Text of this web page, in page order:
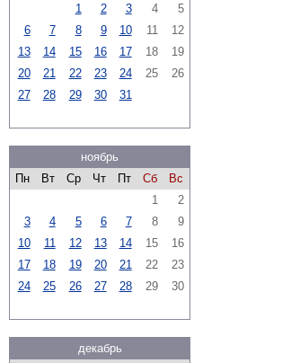
1
2 3 4
5
6
7 8 9 10 11
12
13
14 15 16 17 18
19
20
21 22 23 24 25
26
27
28 29 30 31
ноябрь
Пн
Вт Ср Чт Пт Сб
Вс
1
2
3
4 5 6 7 8
9
10
11 12 13 14 15
16
17
18 19 20 21 22
23
24
25 26 27 28 29 30
декабрь